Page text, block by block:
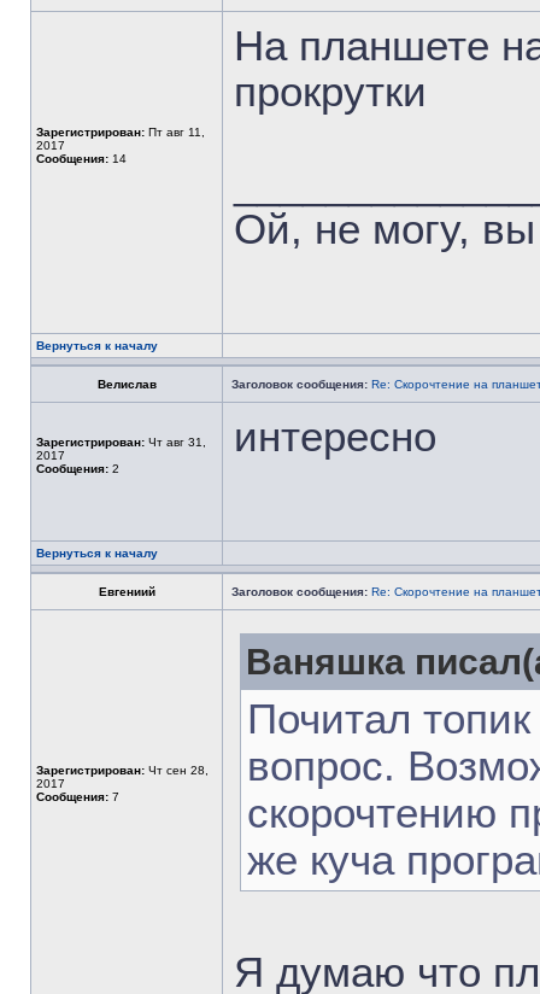
Зарегистрирован: Пт авг 11,
2017
Сообщения: 14
На планшете
прокрутки
Ой, не могу,
Вернуться к началу
Велислав Заголовок сообщения: Re: Скорочтение на
Зарегистрирован: Чт авг 31,
2017
Сообщения: 2
интересно
Вернуться к началу
Евгениий Заголовок сообщения: Re: Скорочтение на
Зарегистрирован: Чт сен 28,
2017
Сообщения: 7
Ваняшка
Почитал
вопрос.
скорочтению
же куча
Я думаю что